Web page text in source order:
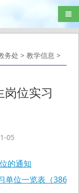
导
务处 > 教学信息 >
位实习
05
的通知
单位一览表（386家